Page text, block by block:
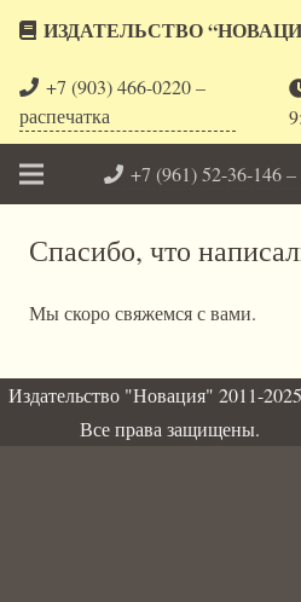
ИЗДАТЕЛЬСТВО
+7 (903) 466-0220 –
распечатка
+7 (961) 52-36-146
Спасибо, что
Мы скоро свяжемся с вами.
Издательство "Новация" 2011-
Все права защищены.